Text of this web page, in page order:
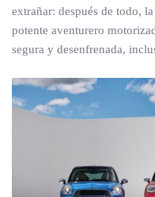
extrañar: después de todo,
potente aventurero
segura y desenfrenada,